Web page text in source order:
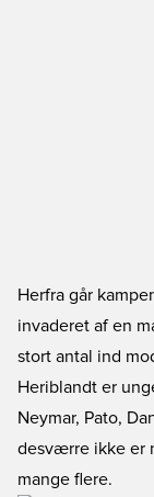
Herfra går
invaderet af en
stort antal ind
Heriblandt er
Neymar, Pato,
desværre ikke er
mange flere.